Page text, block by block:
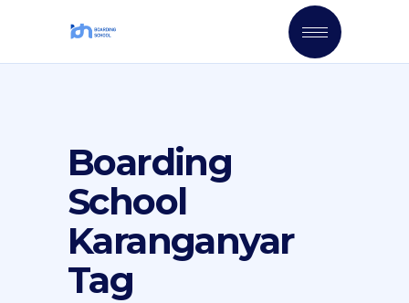
Boarding
School
Karanganyar
Tag